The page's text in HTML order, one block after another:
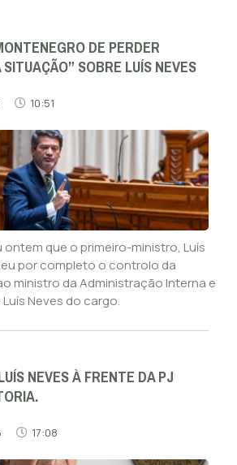
DE PERDER
SOBRE LUÍS NEVES
10:51
ontem que o primeiro-ministro, Luís
por completo o controlo da
ministro da Administração Interna e
Neves do cargo.
NEVES À FRENTE DA PJ
17:08